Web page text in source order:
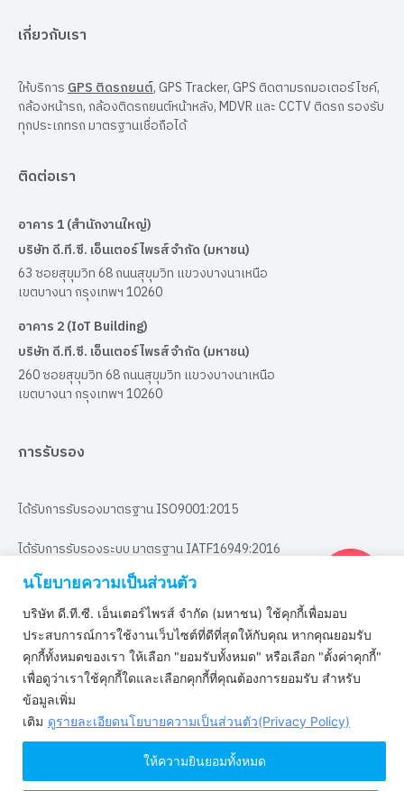
นโยบายความเป็นส่วนตัว
บริษัท ดี.ที.ซี. เอ็นเตอร์ไพรส์ จำกัด (มหาชน) ใช้คุกกี้เพื่อมอบ
ประสบการณ์การใช้งานเว็บไซต์ที่ดีที่สุดให้กับคุณ หากคุณยอมรับ
คุกกี้ทั้งหมดของเรา ให้เลือก "ยอมรับทั้งหมด" หรือเลือก "ตั้งค่าคุกกี้"
เพื่อดูว่าเราใช้คุกกี้ใดและเลือกคุกกี้ที่คุณต้องการยอมรับ สำหรับ
ข้อมูลเพิ่ม
เติม ดูรายละเอียดนโยบายความเป็นส่วนตัว(Privacy Policy)
ให้ความยินยอมทั้งหมด
เกี่ยวกับเรา
ให้บริการGPS ติดรถยนต์, GPS Tracker, GPS ติดตามรถมอเตอร์ไซค์,
กล้องหน้ารถ, กล้องติดรถยนต์หน้าหลัง, MDVR และ CCTV ติดรถ รองรับ
ทุกประเภทรถ มาตรฐานเชื่อถือได้
ติดต่อเรา
อาคาร 1 (สำนักงานใหญ่)
บริษัท ดี.ที.ซี. เอ็นเตอร์ไพรส์ จำกัด (มหาชน)
63 ซอยสุขุมวิท 68 ถนนสุขุมวิท แขวงบางนาเหนือ
เขตบางนา กรุงเทพฯ 10260
อาคาร 2 (IoT Building)
บริษัท ดี.ที.ซี. เอ็นเตอร์ไพรส์ จำกัด (มหาชน)
260 ซอยสุขุมวิท 68 ถนนสุขุมวิท แขวงบางนาเหนือ
เขตบางนา กรุงเทพฯ 10260
การรับรอง
ได้รับการรับรองมาตรฐาน ISO9001:2015
ได้รับการรับรองระบบ มาตรฐาน IATF16949:2016
ได้รับการรับรองมาตรฐานระบบคุณภาพ
ISO/IEC 29110-4-1 : 2018
ได้รับการรับรองมาตรฐานระบบคุณภาพ
ISO/IEC 27001 : 2022
ได้รับการรับรองมาตรฐานระบบคุณภาพ
ISO/IEC 27701 : 2019
Copyright © 2022 www.dtc.co.th. All rights reserved